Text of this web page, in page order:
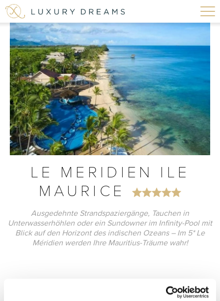
LE MERIDIEN ILE
MAURICE
Ausgedehnte Strandspaziergänge, Tauchen in
Unterwasserhöhlen oder ein Sundowner im Infinity-Pool mit
Blick auf den Horizont des indischen Ozeans – Im 5* Le
Méridien werden Ihre Mauritius-Träume wahr!